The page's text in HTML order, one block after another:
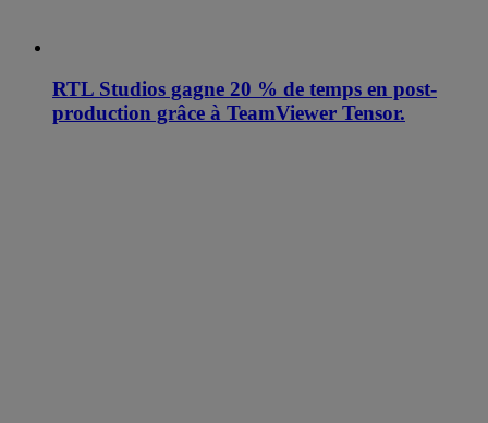
RTL Studios gagne 20 % de temps en post-
production grâce à TeamViewer Tensor.